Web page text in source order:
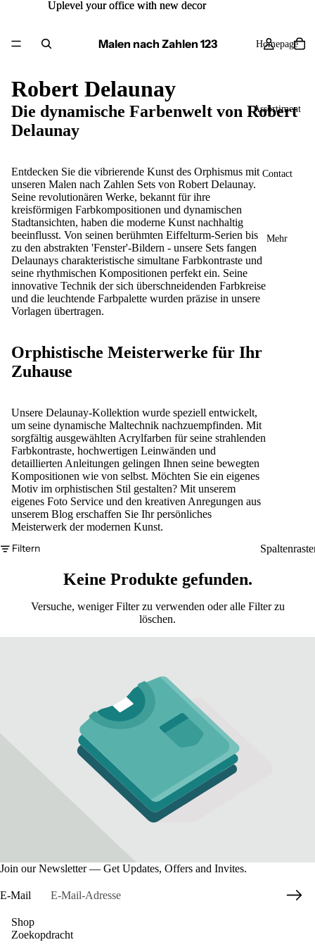
Uplevel your office with new decor
Uplevel your office with new decor
Malen nach Zahlen 123 Homepage
Assortiment
Contact
Mehr
Robert Delaunay
Die dynamische Farbenwelt von Robert
Delaunay
Entdecken Sie die vibrierende Kunst des Orphismus mit
unseren Malen nach Zahlen Sets von Robert Delaunay.
Seine revolutionären Werke, bekannt für ihre
kreisförmigen Farbkompositionen und dynamischen
Stadtansichten, haben die moderne Kunst nachhaltig
beeinflusst. Von seinen berühmten Eiffelturm-Serien bis
zu den abstrakten 'Fenster'-Bildern - unsere Sets fangen
Delaunays charakteristische simultane Farbkontraste und
seine rhythmischen Kompositionen perfekt ein. Seine
innovative Technik der sich überschneidenden Farbkreise
und die leuchtende Farbpalette wurden präzise in unsere
Vorlagen übertragen.
Orphistische Meisterwerke für Ihr
Zuhause
Unsere Delaunay-Kollektion wurde speziell entwickelt,
um seine dynamische Maltechnik nachzuempfinden. Mit
sorgfältig ausgewählten Acrylfarben für seine strahlenden
Farbkontraste, hochwertigen Leinwänden und
detaillierten Anleitungen gelingen Ihnen seine bewegten
Kompositionen wie von selbst. Möchten Sie ein eigenes
Motiv im orphistischen Stil gestalten? Mit unserem
eigenes Foto Service und den kreativen Anregungen aus
unserem Blog erschaffen Sie Ihr persönliches
Meisterwerk der modernen Kunst.
Filtern
Keine Produkte gefunden.
Versuche, weniger Filter zu verwenden oderalle Filter zu
löschen.
Join our Newsletter — Get Updates, Offers and Invites.
E-Mail
Shop
Zoekopdracht
Datenschutzerklärung